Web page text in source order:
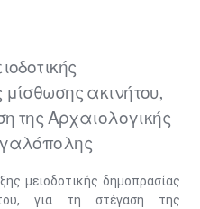
ακινήτου,
της Αρχαιολογικής
μειοδοτικής δημοπρασίας
για τη στέγαση της